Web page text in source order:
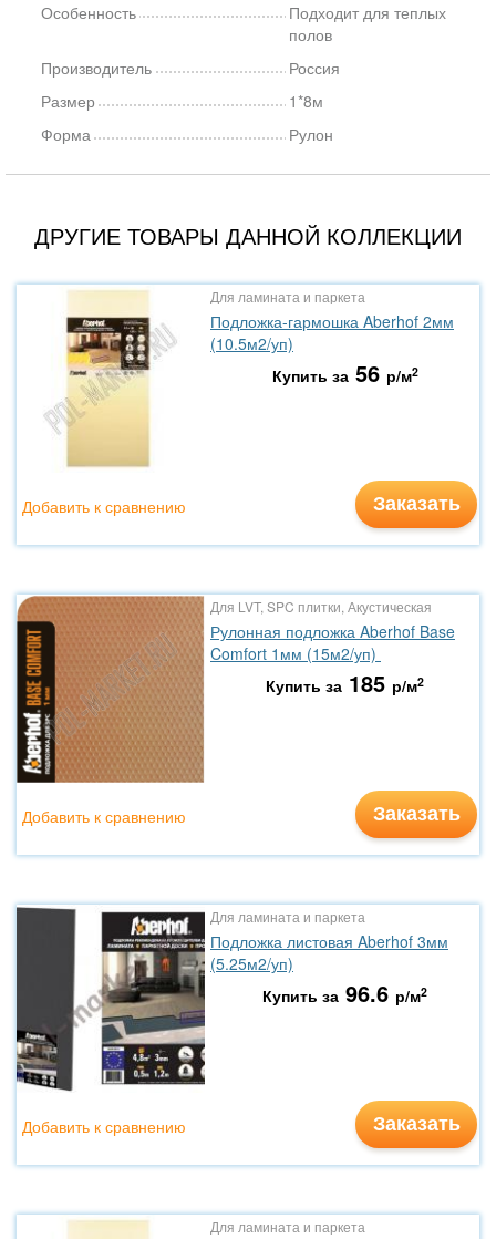
Особенность
Подходит для теплых
полов
Производитель
Россия
Размер
1*8м
Форма
Рулон
ДРУГИЕ ТОВАРЫ ДАННОЙ КОЛЛЕКЦИИ
Для ламината и паркета
Подложка-гармошка Aberhof 2мм
(10.5м2/уп)
Купить за 56 р/м2
Заказать
Добавить к сравнению
Для LVT, SPC плитки, Акустическая
Рулонная подложка Aberhof Base
Comfort 1мм (15м2/уп)
Купить за 185 р/м2
Заказать
Добавить к сравнению
Для ламината и паркета
Подложка листовая Aberhof 3мм
(5.25м2/уп)
Купить за 96.6 р/м2
Заказать
Добавить к сравнению
Для ламината и паркета